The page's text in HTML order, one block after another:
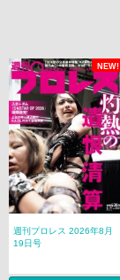
NEW!
週刊プロレス 2026年8月
19日号